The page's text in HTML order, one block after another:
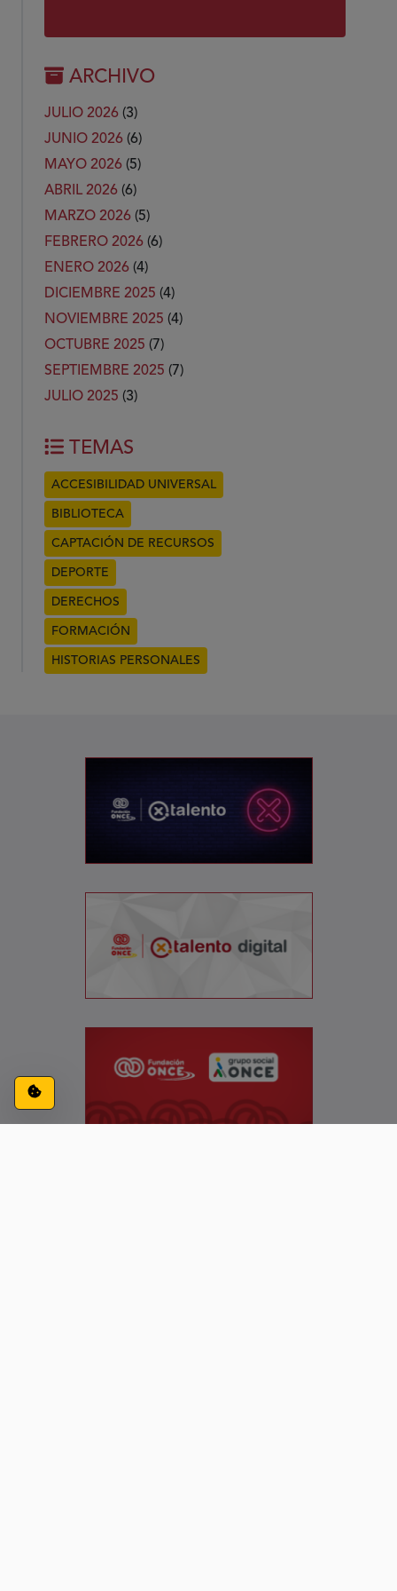
ARCHIVO
JULIO 2026 (3)
JUNIO 2026 (6)
MAYO 2026 (5)
ABRIL 2026 (6)
MARZO 2026 (5)
FEBRERO 2026 (6)
ENERO 2026 (4)
DICIEMBRE 2025 (4)
NOVIEMBRE 2025 (4)
OCTUBRE 2025 (7)
SEPTIEMBRE 2025 (7)
JULIO 2025 (3)
TEMAS
ACCESIBILIDAD UNIVERSAL
BIBLIOTECA
CAPTACIÓN DE RECURSOS
DEPORTE
DERECHOS
FORMACIÓN
HISTORIAS PERSONALES